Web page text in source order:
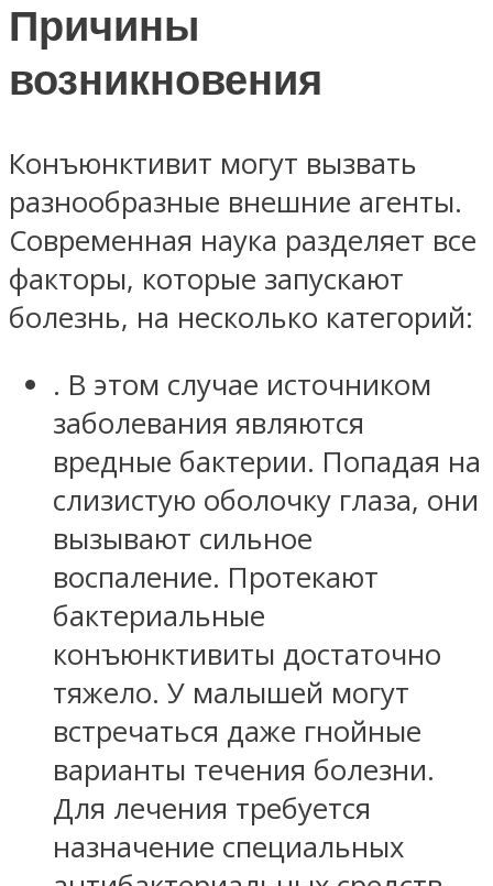
Причины
возникновения
Конъюнктивит могут вызвать
разнообразные внешние агенты.
Современная наука разделяет все
факторы, которые запускают
болезнь, на несколько категорий:
. В этом случае источником
заболевания являются
вредные бактерии. Попадая на
слизистую оболочку глаза, они
вызывают сильное
воспаление. Протекают
бактериальные
конъюнктивиты достаточно
тяжело. У малышей могут
встречаться даже гнойные
варианты течения болезни.
Для лечения требуется
назначение специальных